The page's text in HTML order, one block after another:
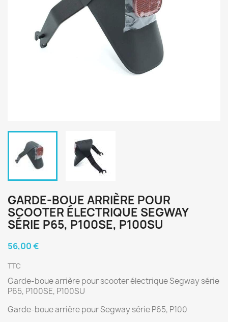
GARDE-BOUE ARRIÈRE POUR
SCOOTER ÉLECTRIQUE SEGWAY
SÉRIE P65, P100SE, P100SU
56,00 €
TTC
Garde-boue arrière pour scooter électrique Segway série
P65, P100SE, P100SU
Garde-boue arrière pour Segway série P65, P100